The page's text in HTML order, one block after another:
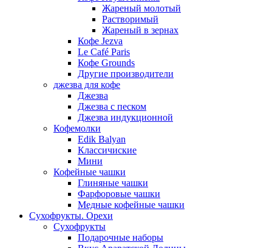
Жареный молотый
Растворимый
Жареный в зернах
Кофе Jezva
Le Café Paris
Кофе Grounds
Другие производители
джезва для кофе
Джезва
Джезва с песком
Джезва индукционной
Кофемолки
Edik Balyan
Классичиские
Мини
Кофейные чашки
Глиняные чашки
Фарфоровые чашки
Медные кофейные чашки
Сухофрукты. Орехи
Сухофрукты
Подарочные наборы